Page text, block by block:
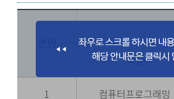
국문
1 컴퓨터프로그래밍